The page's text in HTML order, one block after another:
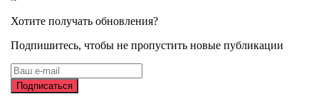
Хотите получать обновления?
Подпишитесь, чтобы не пропустить новые публикации